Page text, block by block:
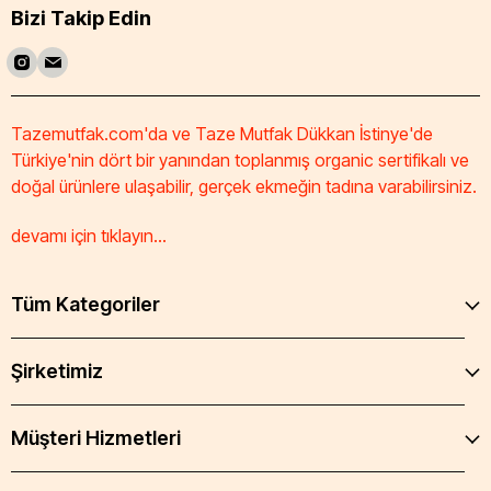
Bizi Takip Edin
Tazemutfak.com'da ve Taze Mutfak Dükkan İstinye'de
Türkiye'nin dört bir yanından toplanmış organic sertifikalı ve
doğal ürünlere ulaşabilir, gerçek ekmeğin tadına varabilirsiniz.
devamı için tıklayın...
Tüm Kategoriler
Şirketimiz
Müşteri Hizmetleri